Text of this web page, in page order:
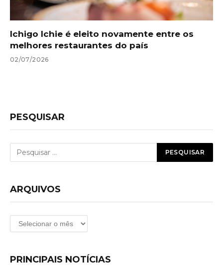
Ichigo Ichie é eleito novamente entre os
melhores restaurantes do país
02/07/2026
PESQUISAR
ARQUIVOS
Arquivos
PRINCIPAIS NOTÍCIAS